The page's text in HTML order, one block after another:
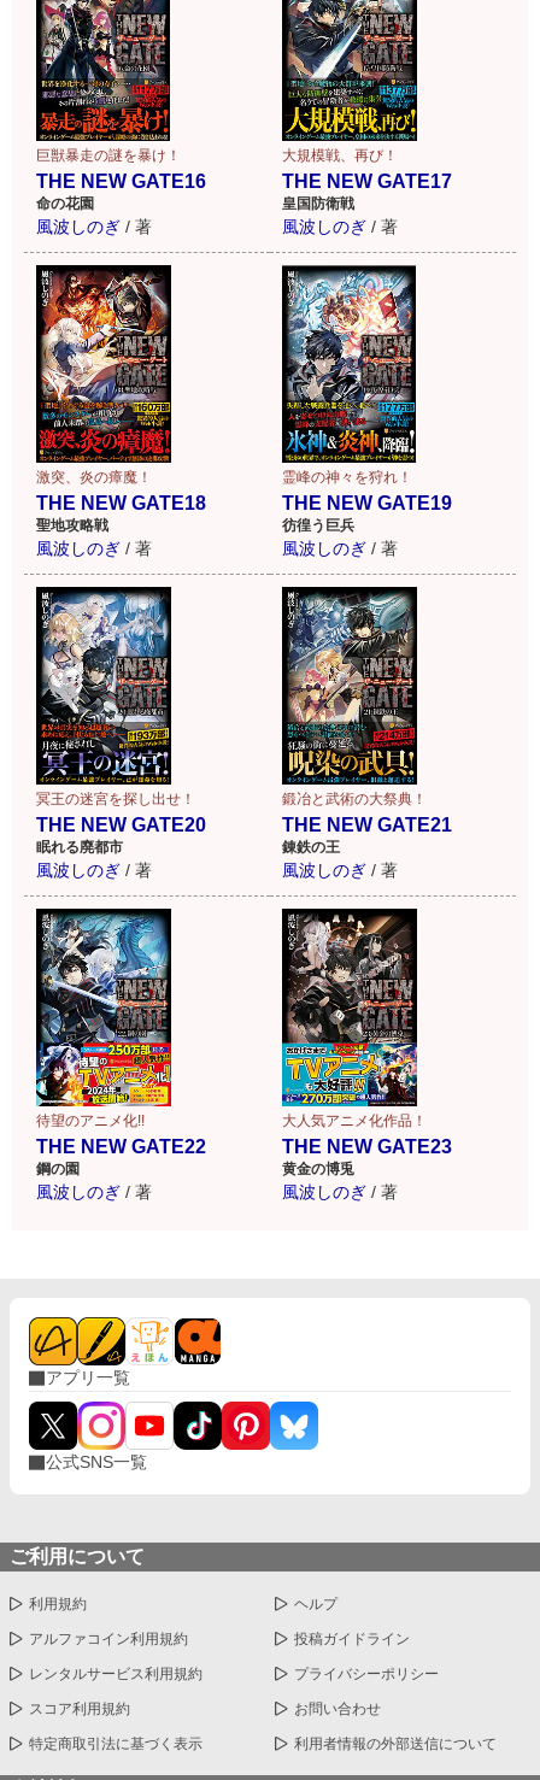
巨獣暴走の謎を暴け！
THE NEW GATE16
命の花園
風波しのぎ / 著
大規模戦、再び！
THE NEW GATE17
皇国防衛戦
風波しのぎ / 著
激突、炎の瘴魔！
THE NEW GATE18
聖地攻略戦
風波しのぎ / 著
霊峰の神々を狩れ！
THE NEW GATE19
彷徨う巨兵
風波しのぎ / 著
冥王の迷宮を探し出せ！
THE NEW GATE20
眠れる廃都市
風波しのぎ / 著
鍛冶と武術の大祭典！
THE NEW GATE21
錬鉄の王
風波しのぎ / 著
待望のアニメ化!!
THE NEW GATE22
鋼の園
風波しのぎ / 著
大人気アニメ化作品！
THE NEW GATE23
黄金の博兎
風波しのぎ / 著
アプリ一覧
公式SNS一覧
ご利用について
利用規約 ヘルプ
アルファコイン利用規約 投稿ガイドライン
レンタルサービス利用規約 プライバシーポリシー
スコア利用規約 お問い合わせ
特定商取引法に基づく表示 利用者情報の外部送信について